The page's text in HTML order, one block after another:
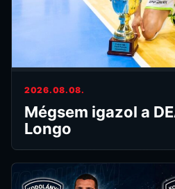
2026.08.08.
Mégsem igazol a
Longo